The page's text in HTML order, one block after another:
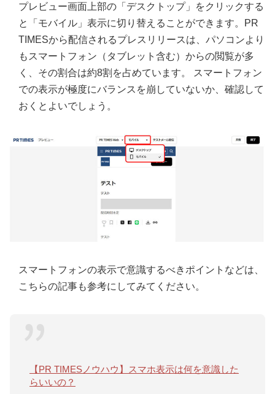
プレビュー画面上部の「デスクトップ」をクリックする
と「モバイル」表示に切り替えることができます。PR
TIMESから配信されるプレスリリースは、パソコンより
もスマートフォン（タブレット含む）からの閲覧が多
く、その割合は約8割を占めています。 スマートフォン
での表示が極度にバランスを崩していないか、確認して
おくとよいでしょう。
スマートフォンの表示で意識するべきポイントなどは、
こちらの記事も参考にしてみてください。
【PR TIMESノウハウ】スマホ表示は何を意識した
らいいの？